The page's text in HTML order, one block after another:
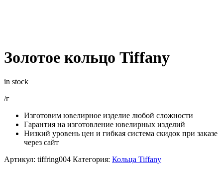
Золотое кольцо Tiffany
in stock
/г
Изготовим ювелирное изделие любой сложности
Гарантия на изготовление ювелирных изделий
Низкий уровень цен и гибкая система скидок при заказе
через сайт
Артикул: tiffring004 Категория: Кольца Tiffany